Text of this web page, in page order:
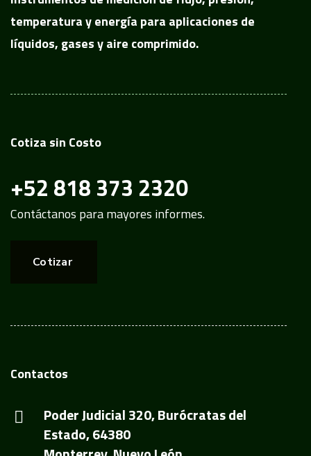
temperatura y energía para aplicaciones de
líquidos, gases y aire comprimido.
Cotiza sin Costo
+52 818 373 2320
Contáctanos para mayores informes.
Cotizar
Contactos
Poder Judicial 320, Burócratas del
Estado, 64380